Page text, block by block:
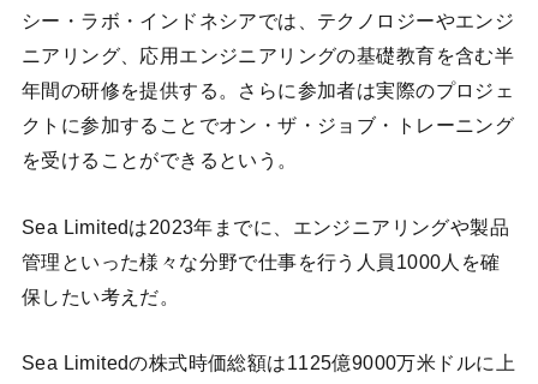
シー・ラボ・インドネシアでは、テクノロジーやエンジ
ニアリング、応用エンジニアリングの基礎教育を含む半
年間の研修を提供する。さらに参加者は実際のプロジェ
クトに参加することでオン・ザ・ジョブ・トレーニング
を受けることができるという。
Sea Limitedは2023年までに、エンジニアリングや製品
管理といった様々な分野で仕事を行う人員1000人を確
保したい考えだ。
Sea Limitedの株式時価総額は1125億9000万米ドルに上